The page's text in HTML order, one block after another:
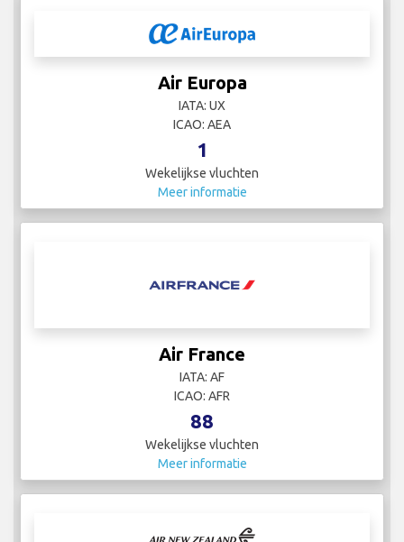
Air Europa
IATA: UX
ICAO: AEA
1
Wekelijkse vluchten
Meer informatie
Air France
IATA: AF
ICAO: AFR
88
Wekelijkse vluchten
Meer informatie